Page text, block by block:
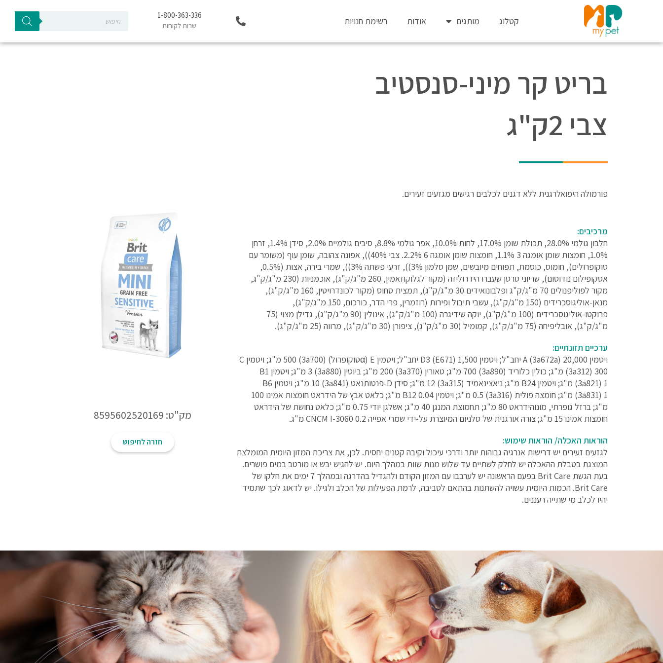
קטלוג מותגים אודות רשימת חנויות P
h
n
1-800-363-336
שרות לקוחות search
בריט קר מיני-סנסטיב
צבי 2ק"ג
פורמולה היפואלרגנית ללא דגנים לכלבים רגישים מגזעים זעירים.
מרכיבים:
חלבון גולמי ‎28.0%, תכולת שומן ‎17.0%, לחות ‎10.0%, אפר גולמי ‎8.8%, סיבים גולמיים ‎2.0%, סידן ‎1.4%, זרחן
‎1.0%, חומצות שומן אומגה 3 ‎1.1%, חומצות שומן אומגה 6 ‎2.2%. צבי ‎40%)), אפונה צהובה, שומן עוף (משומר עם
טוקופרולים), חומוס, כוסמת, תפוחים מיובשים, שמן סלמון ‎3%)), זרעי פשתה ‎3%)), שמרי בירה, אצות (‎0.5%,
אסקופילום נודוסום), שריוני סרטן שעברו הידרוליזה (מקור לגלוקוזאמין, 260 מ"ג/ק"ג), אוכמניות (230 מ"ג/ק"ג,
מקור לפוליפנולים 70 מ"ג/ק"ג ופלבונואידים 30 מ"ג/ק"ג), תמצית סחוס (מקור לכונדרויטין, 160 מ"ג/ק"ג),
מנאן-אוליגוסכרידים (150 מ"ג/ק"ג), עשבי תיבול ופירות (רוזמרין, פרי הדר, כורכום, 150 מ"ג/ק"ג),
פרוקטו-אוליגוסכרידים (100 מ"ג/ק"ג), יוקה שידיגרה (100 מ"ג/ק"ג), אינולין (90 מ"ג/ק"ג), גדילן מצוי (75
מ"ג/ק"ג), אובליפיחה (75 מ"ג/ק"ג), קמומיל (30 מ"ג/ק"ג), ציפורן (30 מ"ג/ק"ג), מרווה (25 מ"ג/ק"ג).
ערכיים תזונתיים:
ויטמין A (‎3a672a) 20,000 יחב"ל; ויטמין D3‎ (‎E671) 1,500 יחב"ל; ויטמין E (αטוקופרול) (‎3a700) 500 מ"ג; ויטמין C
(‎3a312) 300 מ"ג; כולין כלוריד (‎3a890) 700 מ"ג; טאורין (‎3a370) 200 מ"ג; ביוטין (‎3a880) 3 מ"ג; ויטמין B1
(‎3a821) 1 מ"ג; ויטמין B24 מ"ג; ניאצינאמיד (‎3a315) 12 מ"ג; סידן D-פנטותנאט (‎3a841) 10 מ"ג; ויטמין B6
(‎3a831) 1 מ"ג; חומצה פולית (‎3a316) 0.5 מ"ג; ויטמין B12 0.04 מ"ג; כלאט אבץ של הידראט חומצות אמינו 100
מ"ג; ברזל גופרתי, מונוהידראט 80 מ"ג; תחמוצת המנגן 40 מ"ג; אשלגן יודי 0.75 מ"ג; כלאט נחושת של הידראט
חומצות אמינו 15 מ"ג; צורה אורגנית של סלניום המיוצרת על-ידי שמרי אפייה ‎CNCM I-3060 0.2 מ"ג.
הוראות האכלה/ הוראות שימוש:
לגזעים זעירים יש דרישות אנרגיה גבוהות יותר ודרכי עיכול וקיבה קטנים יחסית. לכן, את צריכת המזון היומית המומלצת
המוצגת בטבלת ההאכלה יש לחלק לשתיים עד שלוש מנות שוות במהלך היום. יש להגיש יבש או מורטב במים פושרים.
בעת הגשת Brit Care בפעם הראשונה יש לערבבו עם המזון הקודם ולהגדיל בהדרגה ובמהלך 7 ימים את חלקו של
Brit Care. הכמות היומית עשויה להשתנות בהתאם לסביבה, לרמת הפעילות של הכלב ולגילו. יש לדאוג לכך שתמיד
יהיו לכלב מי שתייה רעננים.
מק"ט: 8595602520169
חזרה לחיפוש